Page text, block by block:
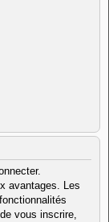
avantages. Les
vous inscrire,